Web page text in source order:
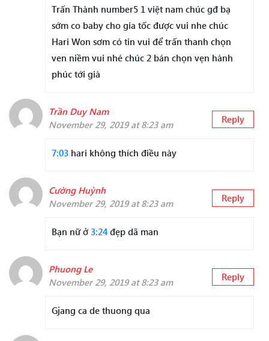
Trấn Thành number5 1 việt nam chúc gđ bạ
sớm co baby cho gia tốc được vui nhe chúc
Hari Won sơm có tin vui để trấn thanh chọn
ven niềm vui nhé chúc 2 bán chọn vẹn hành
phúc tới già
Trần Duy Nam
November 29, 2019 at 8:23 am
Reply
7:03 hari không thích điều này
Cường Huỳnh
November 29, 2019 at 8:23 am
Reply
Bạn nữ ở 3:24 đẹp dã man
Phuong Le
November 29, 2019 at 8:23 am
Reply
Gjang ca de thuong qua